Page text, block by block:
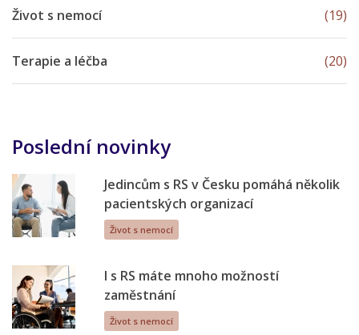
Život s nemocí (19)
Terapie a léčba (20)
Poslední novinky
Jedincům s RS v Česku pomáhá několik
pacientských organizací
Život s nemocí
I s RS máte mnoho možností
zaměstnání
Život s nemocí